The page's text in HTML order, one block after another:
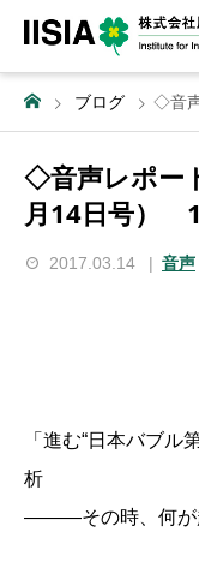
ブログ ◇音声レ
◇音声レポー
月14日号）
2017.03.14 音声
「進む“日本バブル
析
―――その時、何が